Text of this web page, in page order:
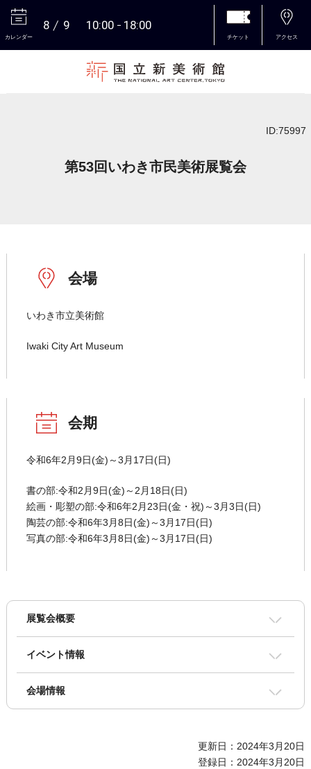
カレンダー
8 9 10:00 18:00
チケット アクセス
ID:75997
第53回いわき市民美術展覧会
会場
いわき市立美術館
Iwaki City Art Museum
会期
令和6年2月9日(金)～3月17日(日)
書の部:令和2月9日(金)～2月18日(日)
絵画・彫塑の部:令和6年2月23日(金・祝)～3月3日(日)
陶芸の部:令和6年3月8日(金)～3月17日(日)
写真の部:令和6年3月8日(金)～3月17日(日)
展覧会概要
イベント情報
会場情報
更新日：2024年3月20日
登録日：2024年3月20日